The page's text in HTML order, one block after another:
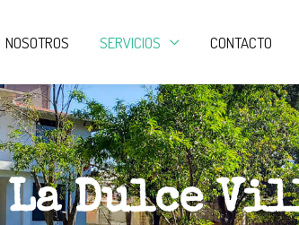
NOSOTROS SERVICIOS CONTACTO
La Dulce